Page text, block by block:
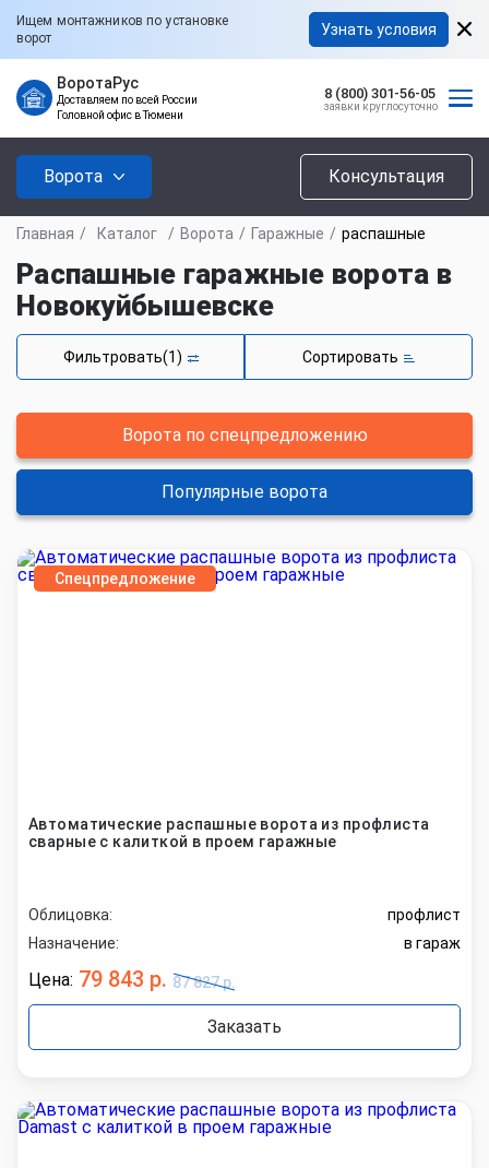
Ищем монтажников по установке
ворот
Узнать условия
ВоротаРус
Доставляем по всей России
Головной офис в Тюмени
8 (800) 301-56-05
заявки круглосуточно
Ворота Консультация
Главная / Каталог / Ворота / Гаражные / распашные
Распашные гаражные ворота в
Новокуйбышевске
Фильтровать(1) Сортировать
Ворота по спецпредложению
Популярные ворота
Спецпредложение
Автоматические распашные ворота из профлиста
сварные с калиткой в проем гаражные
Облицовка:
профлист
Назначение:
в гараж
Цена: 79 843 р. 87 827 р.
Заказать